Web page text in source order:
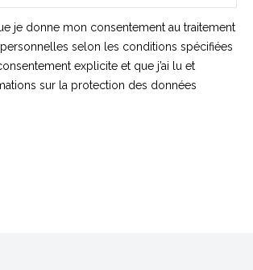
je donne mon consentement au traitement
selon les conditions spécifiées
explicite et que j’ai lu et
sur la protection des données